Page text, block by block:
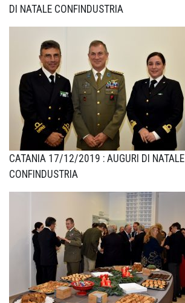
DI NATALE CONFINDUSTRIA
CATANIA 17/12/2019 : AUGURI DI NATALE
CONFINDUSTRIA